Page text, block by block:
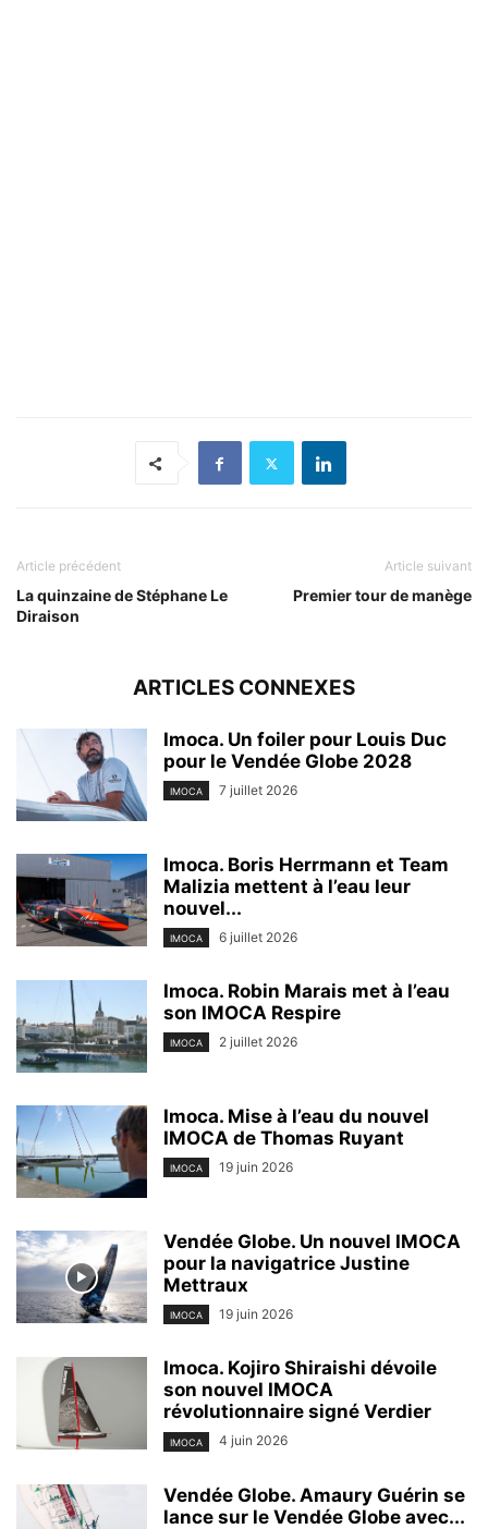
Article précédent
La quinzaine de Stéphane Le
Diraison
Article suivant
Premier tour de manège
ARTICLES CONNEXES
Imoca. Un foiler pour Louis Duc
pour le Vendée Globe 2028
IMOCA 7 juillet 2026
Imoca. Boris Herrmann et Team
Malizia mettent à l’eau leur
nouvel...
IMOCA 6 juillet 2026
Imoca. Robin Marais met à l’eau
son IMOCA Respire
IMOCA 2 juillet 2026
Imoca. Mise à l’eau du nouvel
IMOCA de Thomas Ruyant
IMOCA 19 juin 2026
Vendée Globe. Un nouvel IMOCA
pour la navigatrice Justine
Mettraux
IMOCA 19 juin 2026
Imoca. Kojiro Shiraishi dévoile
son nouvel IMOCA
révolutionnaire signé Verdier
IMOCA 4 juin 2026
Vendée Globe. Amaury Guérin se
lance sur le Vendée Globe avec...